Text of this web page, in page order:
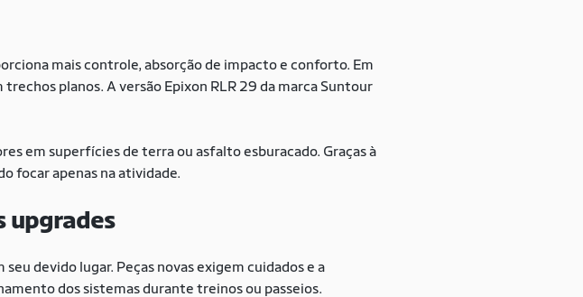
mais controle, absorção de impacto e conforto. Em
planos. A versão Epixon RLR 29 da marca Suntour
em superfícies de terra ou asfalto esburacado. Graças à
focar apenas na atividade.
upgrades
devido lugar. Peças novas exigem cuidados e a
dos sistemas durante treinos ou passeios.